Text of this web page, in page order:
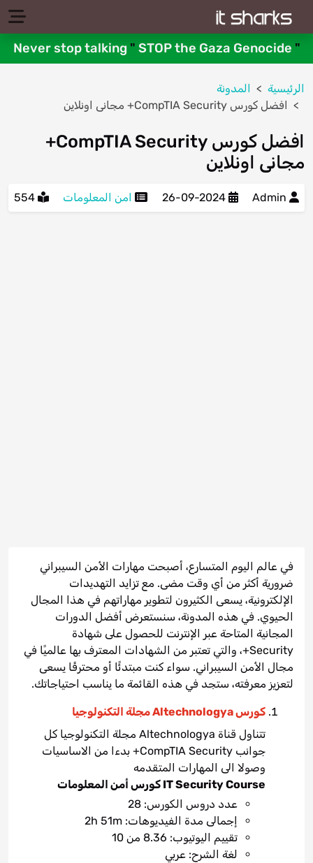
Never stop talking " STOP the Gaza Genocide "
الرئيسية
المدونة
افضل كورس CompTIA Security+ مجانى اونلاين
افضل كورس CompTIA Security+
مجانى اونلاين
26-09-2024 امن المعلومات 554
في عالم اليوم المتسارع، أصبحت مهارات الأمن السيبراني
ضرورية أكثر من أي وقت مضى. مع تزايد التهديدات
الإلكترونية، يسعى الكثيرون لتطوير مهاراتهم في هذا المجال
الحيوي. في هذه المدونة، سنستعرض أفضل الدورات
المجانية المتاحة عبر الإنترنت للحصول على شهادة
Security+، والتي تعتبر من الشهادات المعترف بها عالميًا في
مجال الأمن السيبراني. سواء كنت مبتدئًا أو محترفًا يسعى
لتعزيز معرفته، ستجد في هذه القائمة ما يناسب احتياجاتك.
كورس Altechnologya مجلة التكنولوجيا
تتناول قناة Altechnologya مجلة التكنولوجيا كل
جوانب CompTIA Security+ بدءا من الاساسيات
وصولا الى المهارات المتقدمه
IT Security Course كورس أمن المعلومات
عدد دروس الكورس: 28
إجمالى مدة الفيديوهات: 2h 51m
تقييم اليوتيوب: 8.36 من 10
لغة الشرح: عربي